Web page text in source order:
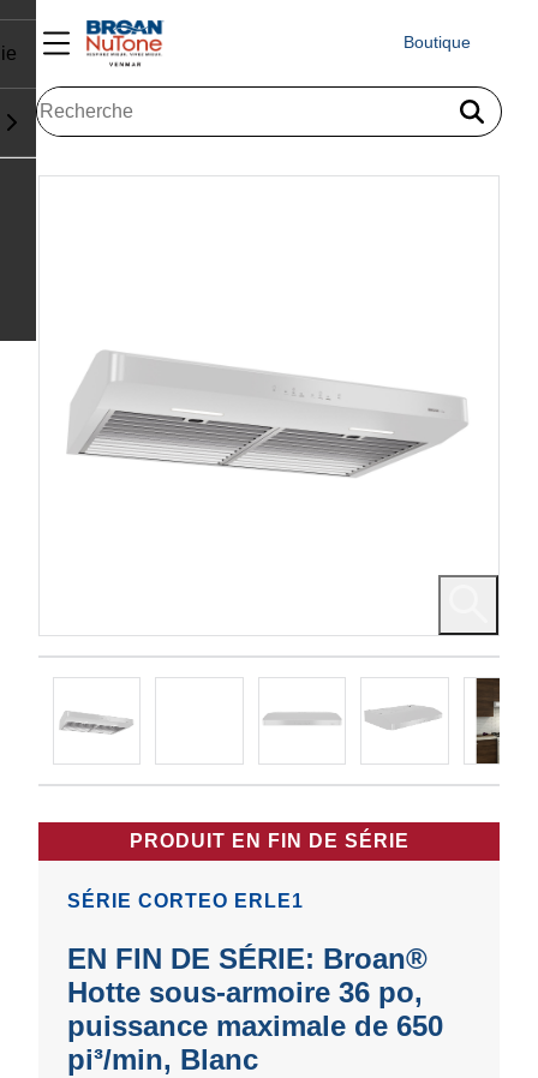
Boutique
PRODUIT EN FIN DE SÉRIE
SÉRIE CORTEO ERLE1
EN FIN DE SÉRIE: Broan®
Hotte sous-armoire 36 po,
puissance maximale de 650
pi³/min, Blanc